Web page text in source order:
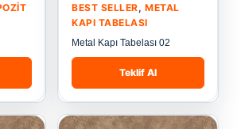
BEST SELLER,METAL
KAPI TABELASI
Metal Kapı Tabelası 02
Teklif Al